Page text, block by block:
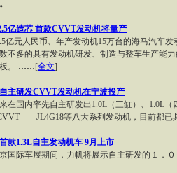
亿造芯 首款CVVT发动机将量产
元人民币、年产发动机15万台的海马汽车发
不多的具有发动机研发、制造与整车生产能
。 …… [全文]
主研发CVVT发动机在宁波投产
国内率先自主研发出1.0L（三缸）、1.0L（
等八大系列发动机，目前都已
款1.3L自主发动机车 9月上市
际车展期间，力帆将展示自主研发的１．０